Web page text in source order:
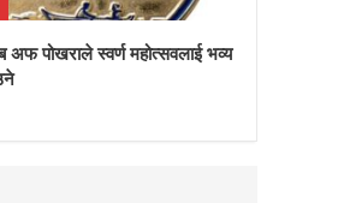
अफ पोखराले स्वर्ण महोत्सवलाई भव्य